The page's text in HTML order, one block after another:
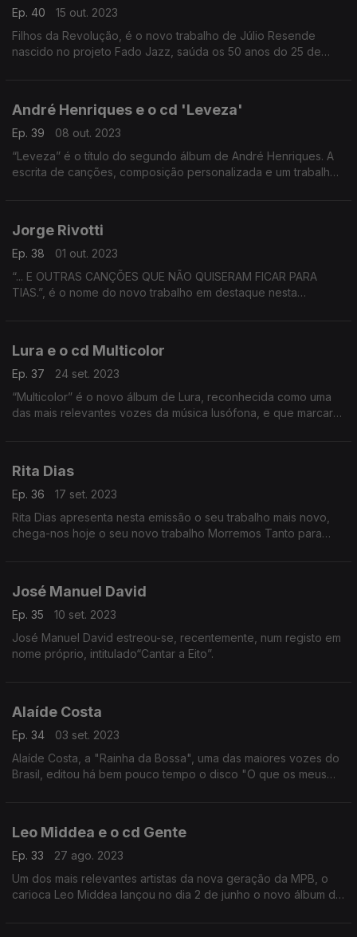
Ep. 40
15 out. 2023
Filhos da Revolução, é o novo trabalho de Júlio Resende
nascido no projeto Fado Jazz, saúda os 50 anos do 25 de
André Henriques e o cd 'Leveza'
Ep. 39
08 out. 2023
“Leveza” é o título do segundo álbum de André Henriques. A
escrita de canções, composição personalizada e um trabalho
Jorge Rivotti
Ep. 38
01 out. 2023
“... E OUTRAS CANÇÕES QUE NÃO QUISERAM FICAR PARA
TIAS.”, é o nome do novo trabalho em destaque nesta
Lura e o cd Multicolor
Ep. 37
24 set. 2023
“Multicolor” é o novo álbum de Lura, reconhecida como uma
das mais relevantes vozes da música lusófona, e que marcará
Rita Dias
Ep. 36
17 set. 2023
Rita Dias apresenta nesta emissão o seu trabalho mais novo,
chega-nos hoje o seu novo trabalho Morremos Tanto para
José Manuel David
Ep. 35
10 set. 2023
José Manuel David estreou-se, recentemente, num registo em
nome próprio, intitulado“Cantar a Eito”.
Alaíde Costa
Ep. 34
03 set. 2023
Alaíde Costa, a "Rainha da Bossa", uma das maiores vozes do
Brasil, editou há bem pouco tempo o disco "O que os meus
Leo Middea e o cd Gente
Ep. 33
27 ago. 2023
Um dos mais relevantes artistas da nova geração da MPB, o
carioca Leo Middea lançou no dia 2 de junho o novo álbum de